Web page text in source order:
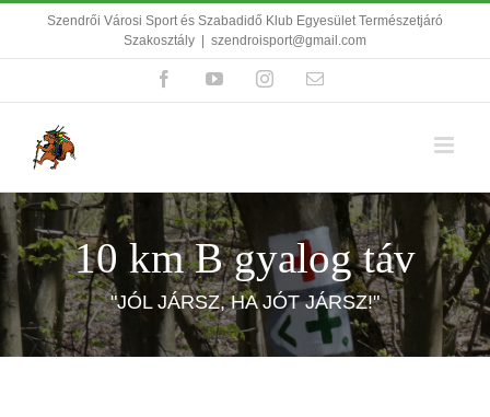
KihagyásSzendrői Városi Sport és Szabadidő Klub Egyesület Természetjáró
Szakosztály
szendroisport@gmail.com
FacebookYouTubeInstagramEmail:
10 km B gyalog táv
"JÓL JÁRSZ, HA JÓT JÁRSZ!"